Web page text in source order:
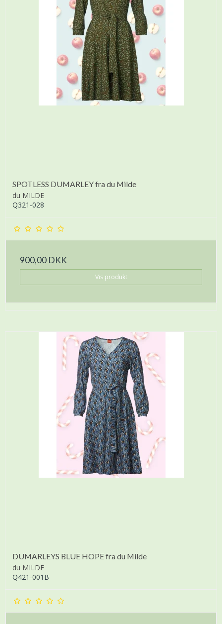
SPOTLESS DUMARLEY fra du Milde
du MILDE
Q321-028
900,00 DKK
Vis produkt
DUMARLEYS BLUE HOPE fra du Milde
du MILDE
Q421-001B